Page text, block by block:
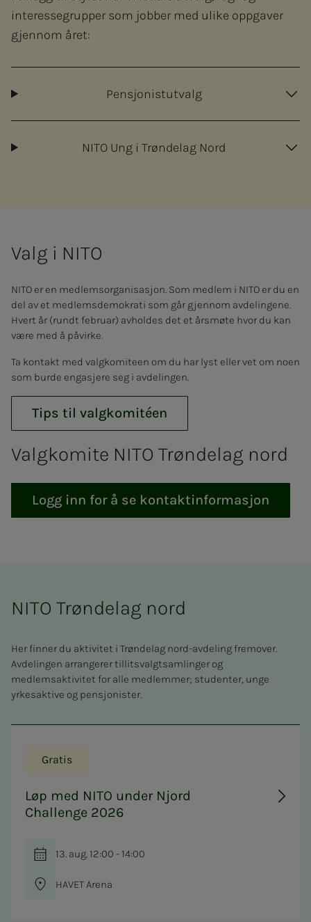
interessegrupper som jobber med ulike oppgaver
gjennom året:
Pensjonistutvalg
NITO Ung i Trøndelag Nord
Valg i NITO
NITO er en medlemsorganisasjon. Som medlem i NITO er du en
del av et medlemsdemokrati som går gjennom avdelingene.
Hvert år (rundt februar) avholdes det et årsmøte hvor du kan
være med å påvirke.
Ta kontakt med valgkomiteen om du har lyst eller vet om noen
som burde engasjere seg i avdelingen.
Tips til valgkomitéen
Valgkomite NITO Trøndelag nord
Logg inn for å se kontaktinformasjon
NITO Trøndelag nord
Her finner du aktivitet i Trøndelag nord-avdeling fremover.
Avdelingen arrangerer tillitsvalgtsamlinger og
medlemsaktivitet for alle medlemmer; studenter, unge
yrkesaktive og pensjonister.
Gratis
Løp med NITO under Njord
Challenge 2026
13. aug. 12:00 - 14:00
HAVET Arena